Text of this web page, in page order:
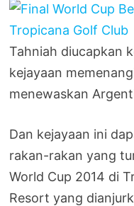
Tahniah diucapkan
kejayaan
menewaskan
Dan kejayaan ini
rakan-rakan yang
World Cup 2014 di
Resort yang